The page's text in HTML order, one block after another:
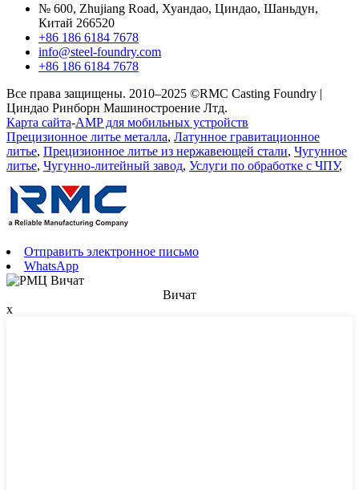
№ 600, Zhujiang Road, Хуандао, Циндао, Шаньдун,
Китай 266520
+86 186 6184 7678
info@steel-foundry.com
+86 186 6184 7678
Все права защищены. 2010–2025 ©RMC Casting Foundry |
Циндао Ринборн Машиностроение Лтд.
Карта сайта-AMP для мобильных устройств
Прецизионное литье металла, Латунное гравитационное
литье, Прецизионное литье из нержавеющей стали, Чугунное
литье, Чугунно-литейный завод, Услуги по обработке с ЧПУ,
Отправить электронное письмо
WhatsApp
Вичат
x